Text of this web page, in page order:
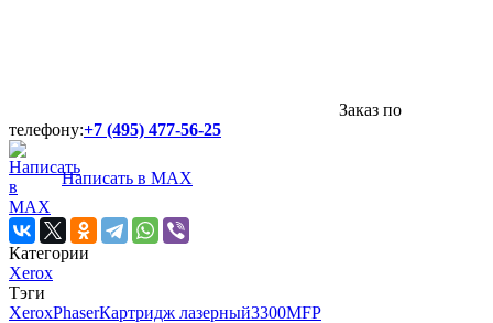
Заказ по
телефону:+7 (495) 477-56-25
Написать в MAX
Категории
Xerox
Тэги
XeroxPhaserКартридж лазерный3300MFP